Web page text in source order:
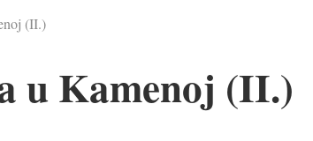
(II.)
u Kamenoj (II.)